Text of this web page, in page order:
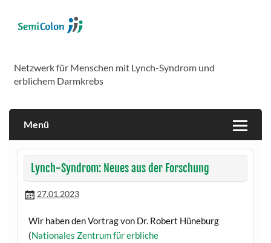
content
Netzwerk für Menschen mit Lynch-Syndrom und
erblichem Darmkrebs
Menü
Lynch-Syndrom: Neues aus der Forschung
27.01.2023
Wir haben den Vortrag von Dr. Robert Hüneburg
(Nationales Zentrum für erbliche